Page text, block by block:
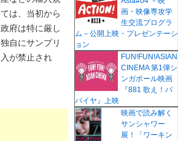
は、当初から
府は特に厳し
自にサンプリ
が禁止され
画・映像専攻学
生交流プログラ
ム－公開上映・プレゼンテーシ
ョン
FUN!FUN!ASIAN
CINEMA 第1弾シ
ンガポール映画
『881 歌え！パ
パイヤ』上映
映画で読み解く
サンシャワー
展！「ワーキン